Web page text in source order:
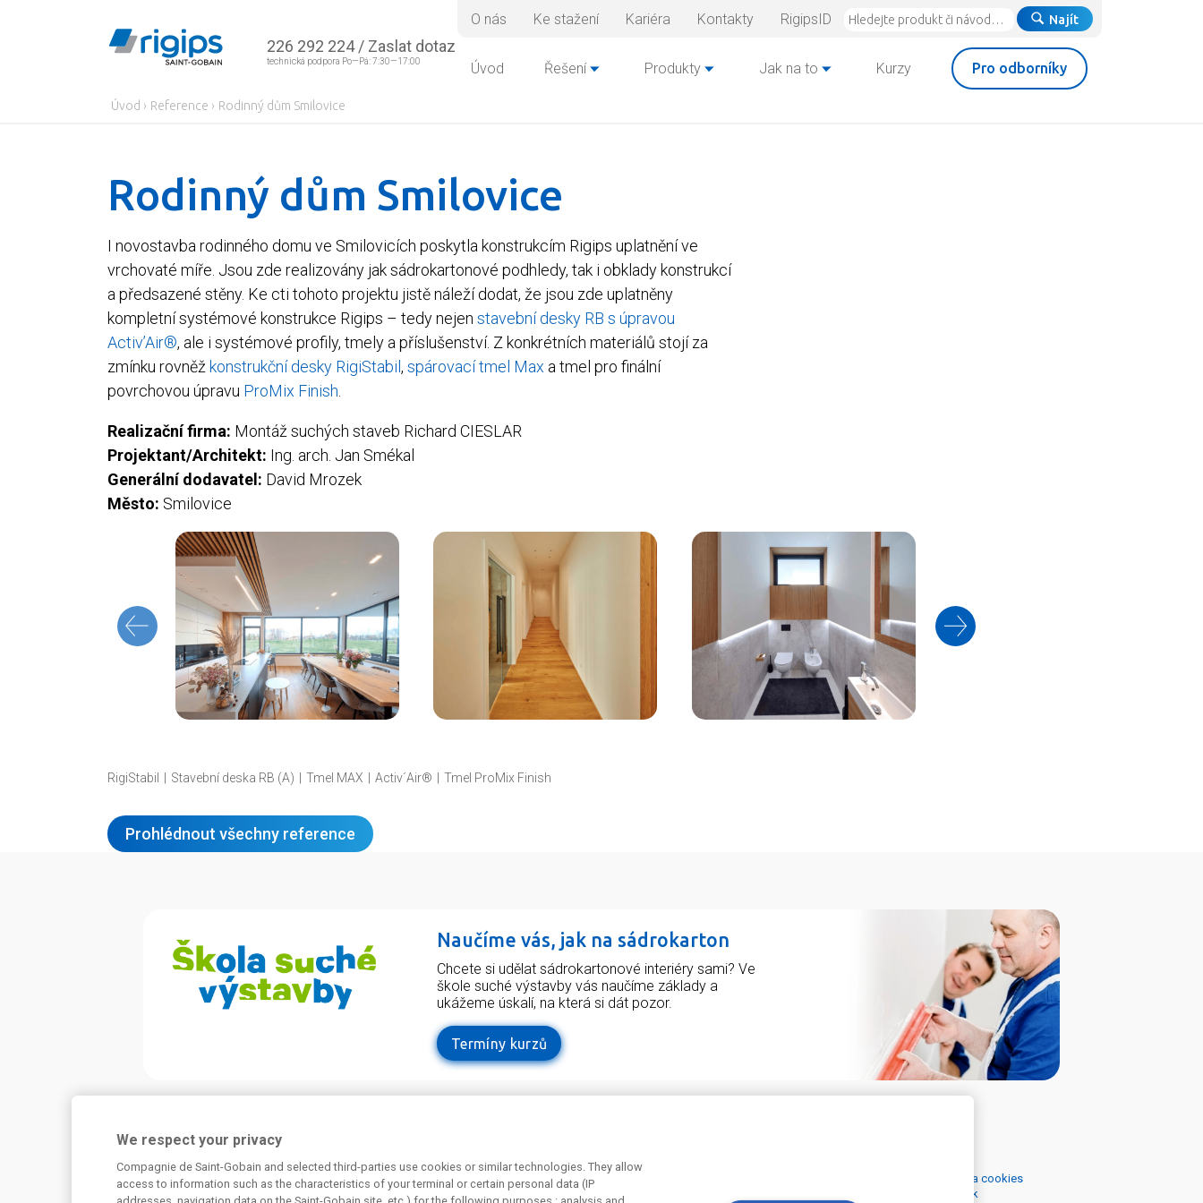
226 292 224/ Zaslat dotaz
technická podpora Po—Pá: 7:30—17:00
O nás Ke stažení Kariéra Kontakty RigipsID Najít
Úvod Řešení Produkty Jak na to Kurzy Pro odborníky
Úvod › Reference › Rodinný dům Smilovice
Rodinný dům Smilovice
I novostavba rodinného domu ve Smilovicích poskytla konstrukcím Rigips uplatnění ve
vrchovaté míře. Jsou zde realizovány jak sádrokartonové podhledy, tak i obklady konstrukcí
a předsazené stěny. Ke cti tohoto projektu jistě náleží dodat, že jsou zde uplatněny
kompletní systémové konstrukce Rigips – tedy nejen stavební desky RB s úpravou
Activ’Air®, ale i systémové profily, tmely a příslušenství. Z konkrétních materiálů stojí za
zmínku rovněž konstrukční desky RigiStabil, spárovací tmel Max a tmel pro finální
povrchovou úpravu ProMix Finish
Realizační firma: Montáž suchých staveb Richard CIESLAR
Projektant/Architekt: Ing. arch. Jan Smékal
Generální dodavatel: David Mrozek
Město: Smilovice
RigiStabil Stavební deska RB (A) Tmel MAX Activ´Air® Tmel ProMix Finish
Prohlédnout všechny reference
Naučíme vás, jak na sádrokarton
Chcete si udělat sádrokartonové interiéry sami? Ve
škole suché výstavby vás naučíme základy a
ukážeme úskalí, na která si dát pozor.
Termíny kurzů
Potřebujete poradit?
Máte dotaz k našim produktům, či jejich využití v
konstrukcích? Neváhejte nás kontaktovat.
Souhlas se zpracováním osobních údajů a cookies
Souhlas se zpracováním osobních údajů k
We respect your privacy
Compagnie de Saint-Gobain and selected third-parties use cookies or similar technologies. They allow
access to information such as the characteristics of your terminal or certain personal data (IP